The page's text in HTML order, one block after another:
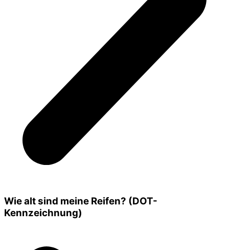
Wie alt sind meine Reifen? (DOT-
Kennzeichnung)